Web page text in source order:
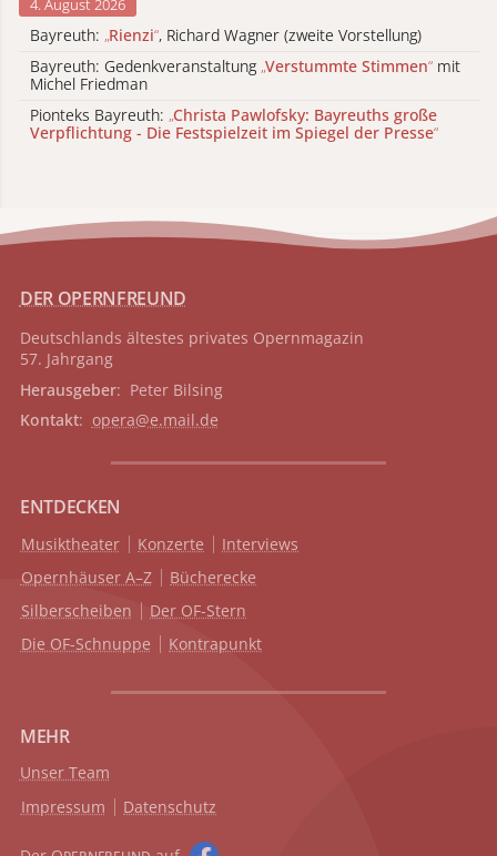
4. August 2026
Bayreuth: „Rienzi“, Richard Wagner (zweite Vorstellung)
Bayreuth: Gedenkveranstaltung „Verstummte Stimmen“ mit
Michel Friedman
Pionteks Bayreuth: „Christa Pawlofsky: Bayreuths große
Verpflichtung - Die Festspielzeit im Spiegel der Presse“
DER OPERNFREUND
Deutschlands ältestes privates Opernmagazin
57. Jahrgang
Herausgeber: Peter Bilsing
Kontakt: opera@e.mail.de
ENTDECKEN
Musiktheater Konzerte
Interviews
Opernhäuser A–Z
Bücherecke
Silberscheiben
Der OF-Stern
Die OF-Schnuppe
Kontrapunkt
MEHR
Unser Team
Impressum
Datenschutz